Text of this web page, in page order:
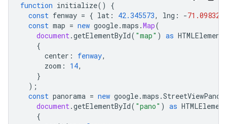
function initialize()
{
const fenway = { lat : 42.345573, lng : -71.098326
const map = new google.maps .Map(
document.getElementById( "map" ) as HTMLElement
{
center : fenway,
zoom : 14,
}
);
const panorama = new google.maps .
document.getElementById( "pano" ) as HTMLElement
{